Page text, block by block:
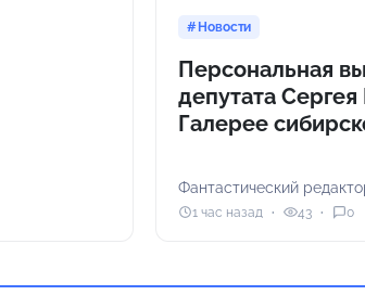
Новости
Персональная
депутата
Галерее
Фантастический
1 час назад 43 0